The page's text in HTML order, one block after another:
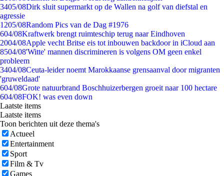
3405/08Dirk sluit supermarkt op de Wallen na golf van diefstal en
agressie
1205/08Random Pics van de Dag #1976
604/08Kraftwerk brengt ruimteschip terug naar Eindhoven
2004/08Apple vecht Britse eis tot inbouwen backdoor in iCloud aan
8504/08'Witte' mannen discrimineren is volgens OM geen enkel
probleem
3404/08Ceuta-leider noemt Marokkaanse grensaanval door migranten
'gruweldaad'
604/08Grote natuurbrand Boschhuizerbergen groeit naar 100 hectare
604/08FOK! was even down
Laatste items
Laatste items
Toon berichten uit deze thema's
Actueel
Entertainment
Sport
Film & Tv
Games